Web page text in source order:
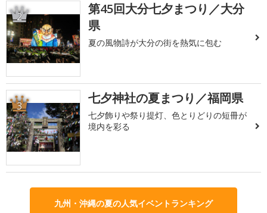
2
第45回大分七夕まつり／大分
県
夏の風物詩が大分の街を熱気に包む
3 七夕神社の夏まつり／福岡県
七夕飾りや祭り提灯、色とりどりの短冊が
境内を彩る
九州・沖縄の夏の人気イベントランキング